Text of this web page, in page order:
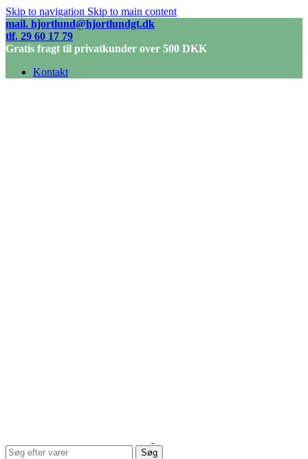
Skip to navigation Skip to main content
mail. hjortlund@hjortlundgt.dk
tlf. 29 60 17 79
Gratis fragt til privatkunder over 500 DKK
Kontakt
Søg